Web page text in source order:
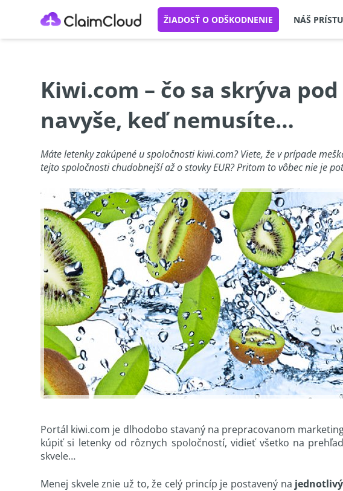
ŽIADOSŤ O ODŠKODNENIE NÁŠ
Kiwi.com – čo sa skrýva
navyše, keď nemusíte…
Máte letenky zakúpené u spoločnosti kiwi.com? Viete, že v prípade
tejto spoločnosti chudobnejší až o stovky EUR? Pritom to vôbec nie je
Portál kiwi.com je dlhodobo stavaný na prepracovanom
kúpiť si letenky od rôznych spoločností, vidieť všetko na
skvele…
Menej skvele znie už to, že celý princíp je postavený na